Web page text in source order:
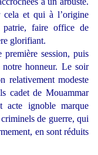
et qui à l’origine
patrie, faire office de
glorifiant.
session, puis
honneur. Le soir
relativement modeste
cadet de Mouammar
acte ignoble marque
de guerre, qui
en sont réduits